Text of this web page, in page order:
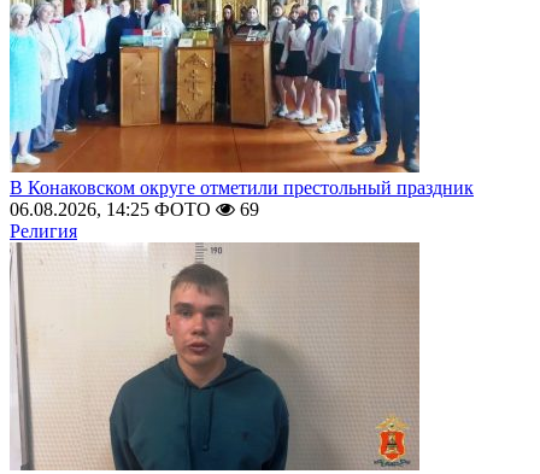
В Конаковском округе отметили престольный праздник
06.08.2026, 14:25 ФОТО
69
Религия